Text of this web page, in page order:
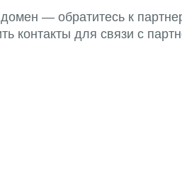
— обратитесь к
контакты для связи с